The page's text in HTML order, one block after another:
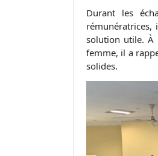
Durant les
rémunératrices,
solution utile. À
femme, il a
solides.